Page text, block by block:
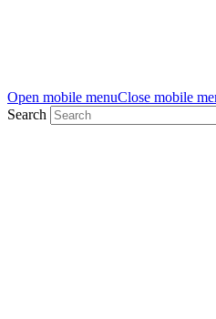
Open mobile menuClose mobile
Search